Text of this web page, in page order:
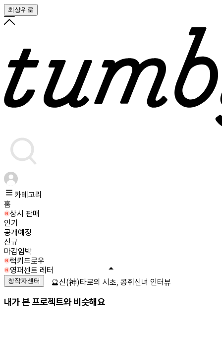
최상위로
카테고리
홈
상시 판매
인기
공개예정
신규
마감임박
럭키드로우
영퍼센트 레터
창작자센터
내가 본 프로젝트와 비슷해요
🔮신(神)타로의 시초, 콩쥐신녀 인터뷰